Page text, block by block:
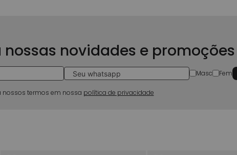
nossas novidades e promoções
Masc Fem
nossos termos em nossa política de privacidade